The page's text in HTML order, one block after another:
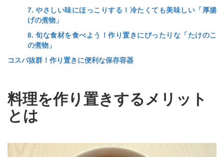
7. やさしい味にほっこりする！冷たくても美味しい「厚揚
げの煮物」
8. 旬な食材を食べよう！作り置きにぴったりな「たけのこ
の煮物」
コスパ抜群！作り置きに便利な保存容器
料理を作り置きするメリット
とは